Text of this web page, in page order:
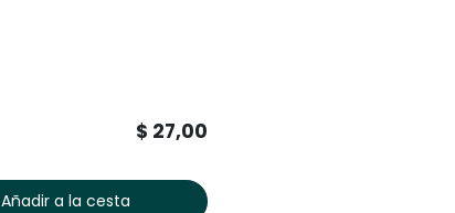
Añadir a la cesta
$ 27,00